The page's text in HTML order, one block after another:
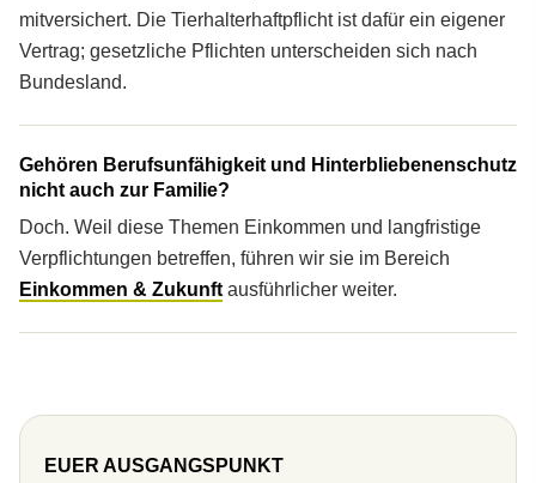
mitversichert. Die Tierhalterhaftpflicht ist dafür ein eigener
Vertrag; gesetzliche Pflichten unterscheiden sich nach
Bundesland.
Gehören Berufsunfähigkeit und Hinterbliebenenschutz
nicht auch zur Familie?
Doch. Weil diese Themen Einkommen und langfristige
Verpflichtungen betreffen, führen wir sie im Bereich
Einkommen & Zukunft ausführlicher weiter.
EUER AUSGANGSPUNKT